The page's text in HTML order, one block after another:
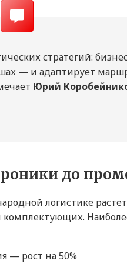
стратегий:
— и адаптирует
Юрий
до
логистике
комплектующих.
— рост на 50%